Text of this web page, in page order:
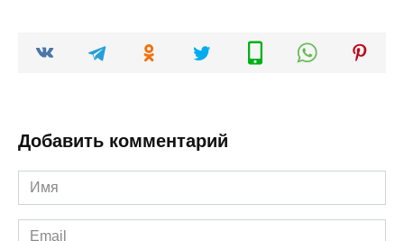
Добавить комментарий
Имя
*
Email